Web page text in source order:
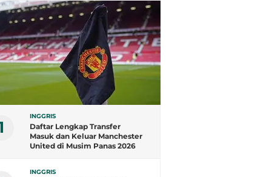
INGGRIS
Daftar Lengkap Transfer
Masuk dan Keluar Manchester
United di Musim Panas 2026
INGGRIS